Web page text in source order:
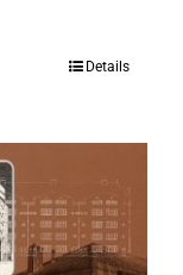
Details